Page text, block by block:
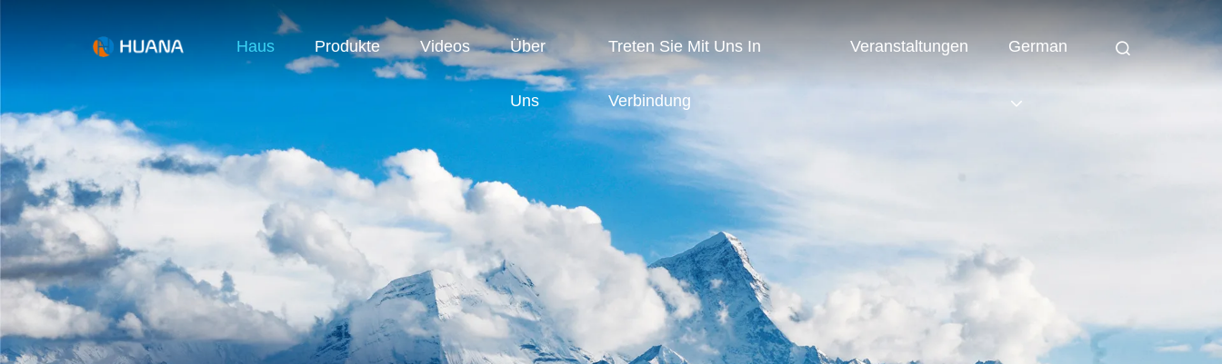
Haus Produkte Videos Über
Uns
Treten Sie Mit Uns In
Verbindung
Veranstaltungen German